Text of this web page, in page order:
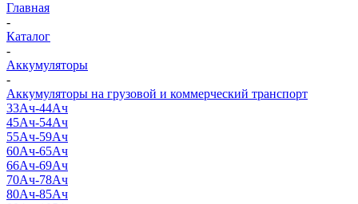
Главная
-
Каталог
-
Аккумуляторы
-
Аккумуляторы на грузовой и коммерческий транспорт
33Ач-44Ач
45Ач-54Ач
55Ач-59Ач
60Ач-65Ач
66Ач-69Ач
70Ач-78Ач
80Ач-85Ач